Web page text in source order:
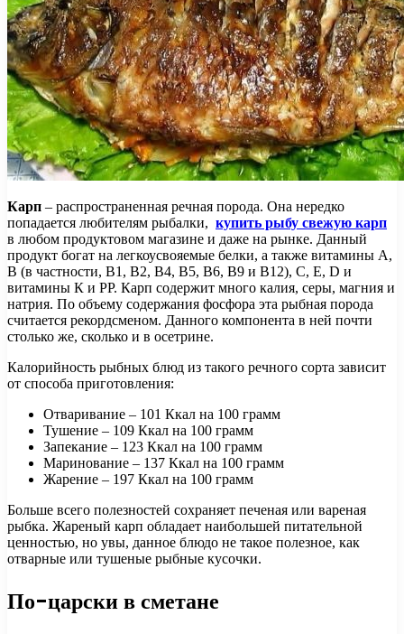
Карп – распространенная речная порода. Она нередко
попадается любителям рыбалки, купить рыбу свежую карп
в любом продуктовом магазине и даже на рынке. Данный
продукт богат на легкоусвояемые белки, а также витамины А,
В (в частности, В1, В2, В4, В5, В6, В9 и В12), С, Е, D и
витамины К и РР. Карп содержит много калия, серы, магния и
натрия. По объему содержания фосфора эта рыбная порода
считается рекордсменом. Данного компонента в ней почти
столько же, сколько и в осетрине.
Калорийность рыбных блюд из такого речного сорта зависит
от способа приготовления:
Отваривание – 101 Ккал на 100 грамм
Тушение – 109 Ккал на 100 грамм
Запекание – 123 Ккал на 100 грамм
Маринование – 137 Ккал на 100 грамм
Жарение – 197 Ккал на 100 грамм
Больше всего полезностей сохраняет печеная или вареная
рыбка. Жареный карп обладает наибольшей питательной
ценностью, но увы, данное блюдо не такое полезное, как
отварные или тушеные рыбные кусочки.
По-царски в сметане